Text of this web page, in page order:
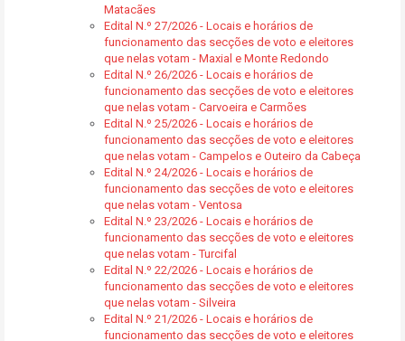
Matacães
Edital N.º 27/2026 - Locais e horários de
funcionamento das secções de voto e eleitores
que nelas votam - Maxial e Monte Redondo
Edital N.º 26/2026 - Locais e horários de
funcionamento das secções de voto e eleitores
que nelas votam - Carvoeira e Carmões
Edital N.º 25/2026 - Locais e horários de
funcionamento das secções de voto e eleitores
que nelas votam - Campelos e Outeiro da Cabeça
Edital N.º 24/2026 - Locais e horários de
funcionamento das secções de voto e eleitores
que nelas votam - Ventosa
Edital N.º 23/2026 - Locais e horários de
funcionamento das secções de voto e eleitores
que nelas votam - Turcifal
Edital N.º 22/2026 - Locais e horários de
funcionamento das secções de voto e eleitores
que nelas votam - Silveira
Edital N.º 21/2026 - Locais e horários de
funcionamento das secções de voto e eleitores